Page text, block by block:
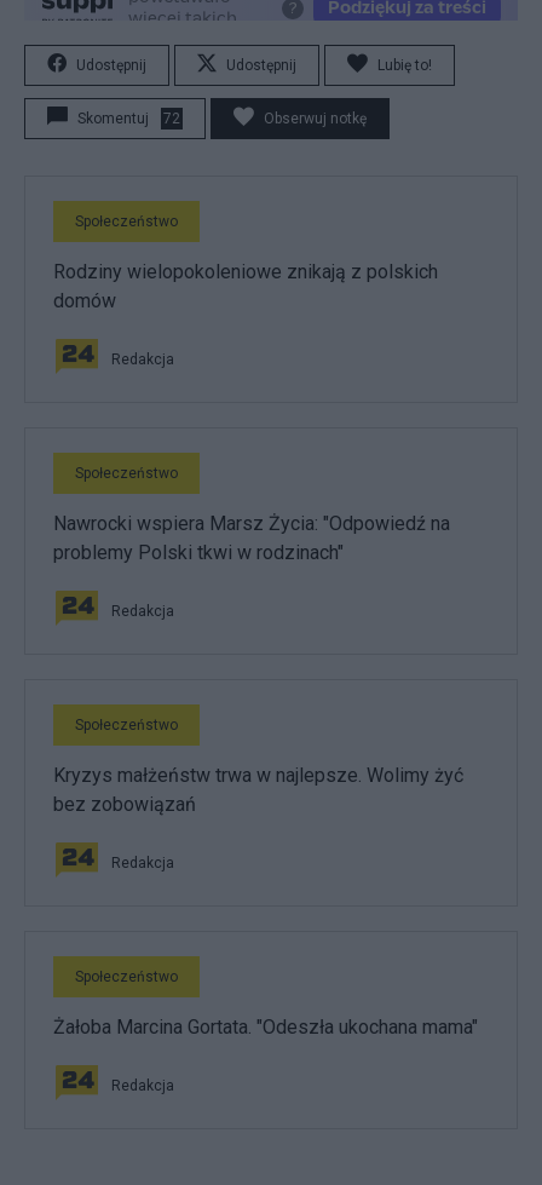
Udostępnij Udostępnij Lubię to!
Skomentuj 72 Obserwuj notkę
Społeczeństwo
Rodziny wielopokoleniowe znikają z polskich
domów
Redakcja
Społeczeństwo
Nawrocki wspiera Marsz Życia: "Odpowiedź na
problemy Polski tkwi w rodzinach"
Redakcja
Społeczeństwo
Kryzys małżeństw trwa w najlepsze. Wolimy żyć
bez zobowiązań
Redakcja
Społeczeństwo
Żałoba Marcina Gortata. "Odeszła ukochana mama"
Redakcja